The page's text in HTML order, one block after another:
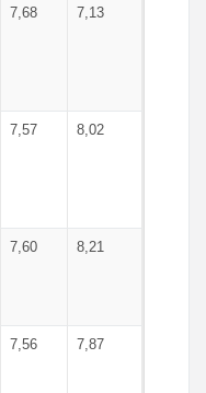
7,68 7,13
7,57 8,02
7,60 8,21
7,56 7,87